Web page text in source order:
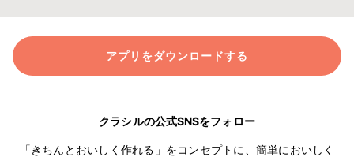
アプリをダウンロードする
クラシルの公式SNSをフォロー
「きちんとおいしく作れる」をコンセプトに、簡単においしく